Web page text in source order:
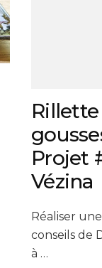
Projet
Vézina
Réaliser
conseils de
à …